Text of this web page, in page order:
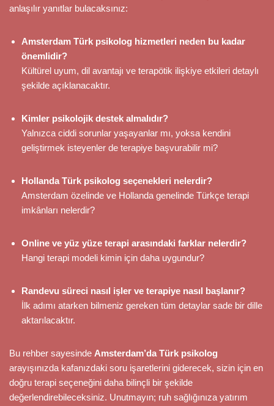
anlaşılır yanıtlar bulacaksınız:
Amsterdam Türk psikolog hizmetleri neden bu kadar
önemlidir?
Kültürel uyum, dil avantajı ve terapötik ilişkiye etkileri detaylı
şekilde açıklanacaktır.
Kimler psikolojik destek almalıdır?
Yalnızca ciddi sorunlar yaşayanlar mı, yoksa kendini
geliştirmek isteyenler de terapiye başvurabilir mi?
Hollanda Türk psikolog seçenekleri nelerdir?
Amsterdam özelinde ve Hollanda genelinde Türkçe terapi
imkânları nelerdir?
Online ve yüz yüze terapi arasındaki farklar nelerdir?
Hangi terapi modeli kimin için daha uygundur?
Randevu süreci nasıl işler ve terapiye nasıl başlanır?
İlk adımı atarken bilmeniz gereken tüm detaylar sade bir dille
aktarılacaktır.
Bu rehber sayesinde Amsterdam’da Türk psikolog
arayışınızda kafanızdaki soru işaretlerini giderecek, sizin için en
doğru terapi seçeneğini daha bilinçli bir şekilde
değerlendirebileceksiniz. Unutmayın; ruh sağlığınıza yatırım